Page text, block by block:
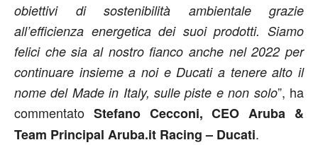
obiettivi di sostenibilità ambientale grazie
all’efficienza energetica dei suoi prodotti. Siamo
felici che sia al nostro fianco anche nel 2022 per
continuare insieme a noi e Ducati a tenere alto il
nome del Made in Italy, sulle piste e non solo”, ha
commentato Stefano Cecconi, CEO Aruba &
Team Principal Aruba.it Racing – Ducati.